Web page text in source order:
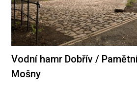
Vodní hamr Dobřív /
Mošny